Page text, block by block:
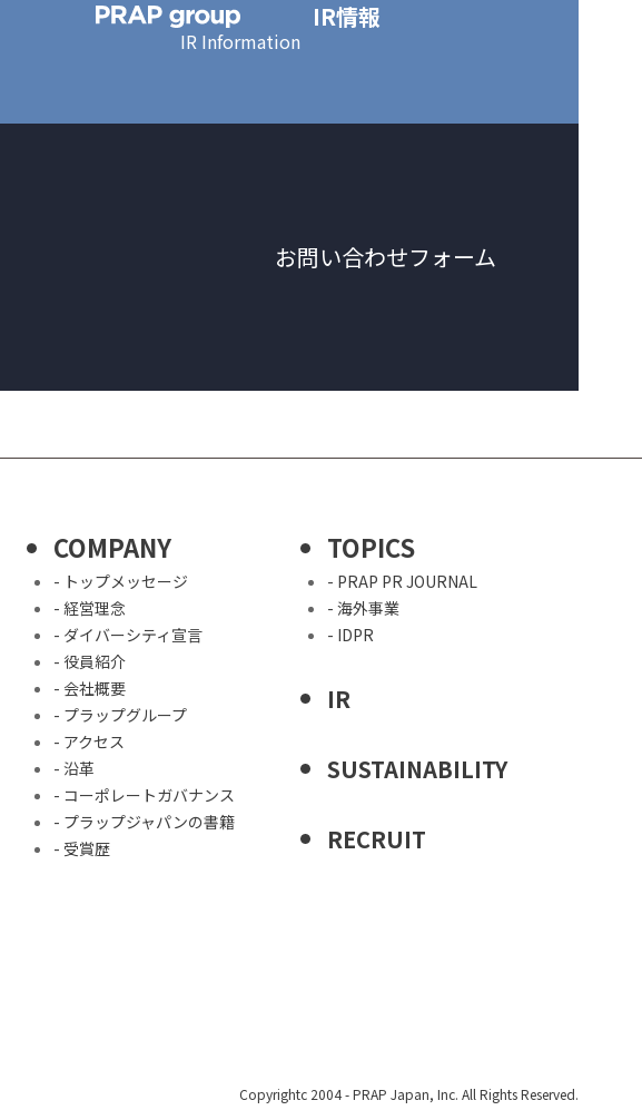
IR情報
IR Information
お問い合わせフォーム
COMPANY
- トップメッセージ
- 経営理念
- ダイバーシティ宣言
- 役員紹介
- 会社概要
- プラップグループ
- アクセス
- 沿革
- コーポレートガバナンス
- プラップジャパンの書籍
- 受賞歴
TOPICS
- PRAP PR JOURNAL
- 海外事業
- IDPR
IR
SUSTAINABILITY
RECRUIT
Copyrightc 2004 -PRAP Japan, Inc. All Rights Reserved.